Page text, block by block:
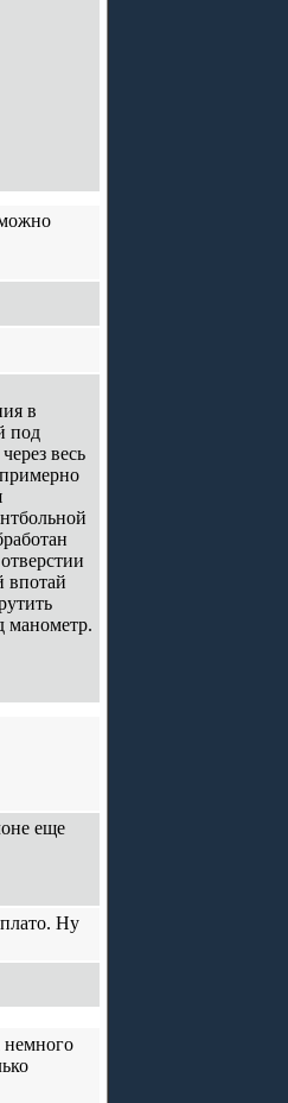
в
под
весь
впотай
манометр.
еще
Ну